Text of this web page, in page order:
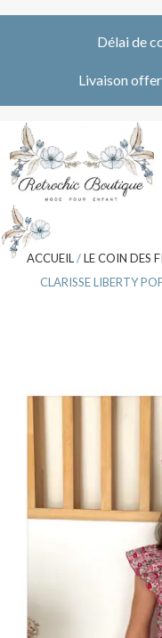
Délai de
Livaison
ACCUEIL /LE COIN DES
CLARISSE LIBERTY